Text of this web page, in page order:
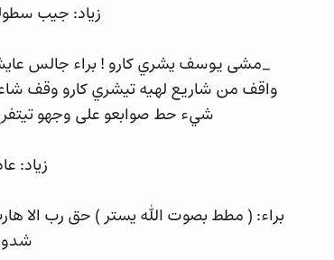
زياد: جيب
_مشى يوسف يشري كارو ! براء جالس
واقف من شاريع لهيه تيشري كارو وقف
شيء حط صوابعو على وجهو
زياد:
براء: ( مطط بصوت الله يستر ) حق رب الا
شدو